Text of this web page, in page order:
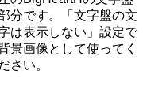
分です。「文字盤の文
は表示しない」設定で
景画像として使ってく
さい。